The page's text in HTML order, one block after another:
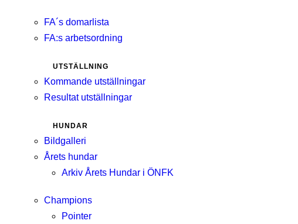
FA´s domarlista
FA:s arbetsordning
UTSTÄLLNING
Kommande utställningar
Resultat utställningar
HUNDAR
Bildgalleri
Årets hundar
Arkiv Årets Hundar i ÖNFK
Champions
Pointer